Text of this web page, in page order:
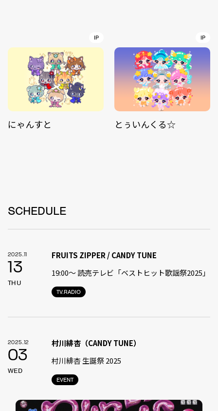
IP
にゃんすと
IP
とぅいんくる☆
SCHEDULE
2025.11
13
THU
TV.RADIO
FRUITS ZIPPER / CANDY TUNE
19:00〜 読売テレビ「ベストヒット歌謡祭2025」
2025.12
03
WED
EVENT
村川緋杏（CANDY TUNE）
村川緋杏 生誕祭 2025